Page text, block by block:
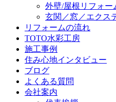
外壁/屋根リフォー
玄関／窓／エクス
リフォームの流れ
TOTO水彩工房
施工事例
住み心地インタビュー
ブログ
よくある質問
会社案内